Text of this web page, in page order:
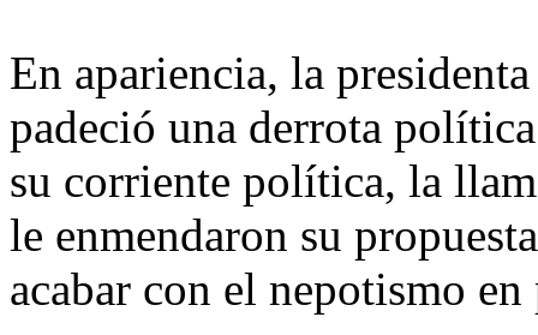
En apariencia, la
padeció una derrota
su corriente política, la
le enmendaron su
acabar con el nepotismo